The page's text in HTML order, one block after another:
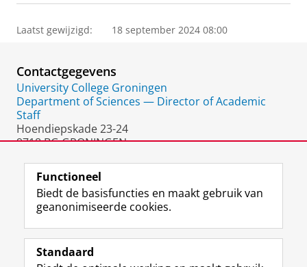
I
e
r
P
o
r
a
l
Laatst gewijzigd: 18 september 2024 08:00
Contactgegevens
University College Groningen
Department of Sciences — Director of Academic
Staff
Hoendiepskade 23-24
9718 BG GRONINGEN
Volg de RUG
F
a
L
i
R
S
I
n
Y
o
Functioneel
Biedt de basisfuncties en maakt gebruik van
geanonimiseerde cookies.
Standaard